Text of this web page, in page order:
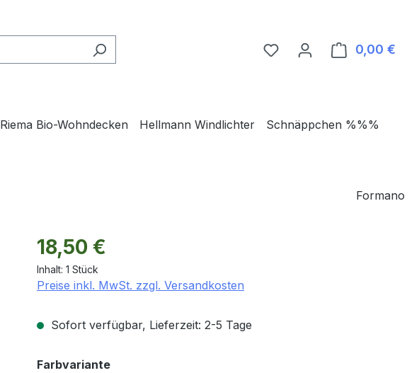
0,00 €
Riema Bio-Wohndecken Hellmann Windlichter Schnäppchen %%%
Formano
Regulärer Preis:
18,50 €
Inhalt: 1 Stück
Preise inkl. MwSt. zzgl. Versandkosten
Sofort verfügbar, Lieferzeit: 2-5 Tage
Farbvarianteauswählen